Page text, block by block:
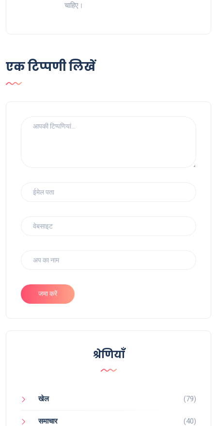
चाहिए।
एक टिप्पणी लिखें
जमा करें
श्रेणियाँ
खेल (79)
समाचार (40)